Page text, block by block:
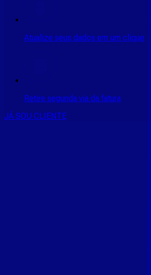
Atualize seus dados em um clique
Retire segunda via da fatura
JÁ SOU CLIENTE